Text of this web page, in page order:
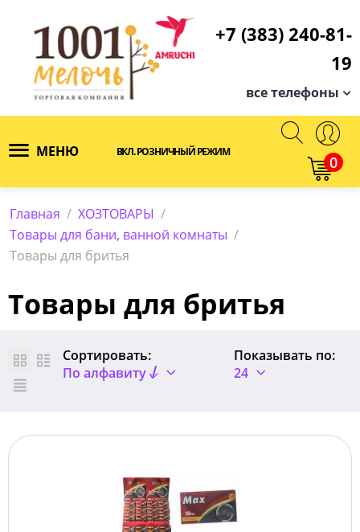
+7 (383) 240-81-
19
все телефоны
МЕНЮ ВКЛ. РОЗНИЧНЫЙ РЕЖИМ
0
Главная / ХОЗТОВАРЫ /
Товары для бани, ванной комнаты /
Товары для бритья
Товары для бритья
Сортировать:
По алфавиту
Показывать по:
24